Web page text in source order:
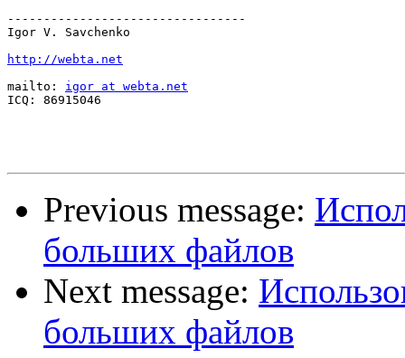
---------------------------------
Igor V. Savchenko
http://webta.net
mailto: igor at webta.net
ICQ: 86915046
Previous message:
больших файлов
Next message:
больших файлов